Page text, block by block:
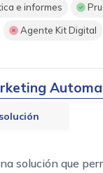
e informes
Agente Kit Digital
solución que